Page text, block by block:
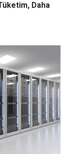
Daha